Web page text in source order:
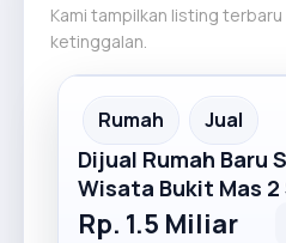
Kami tampilkan listing
ketinggalan.
Recommended
Rumah Jual
Dijual Rumah Baru
Wisata Bukit Mas 2
Rp. 1.5 Miliar